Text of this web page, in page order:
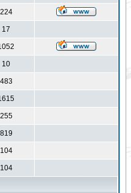
224
17
10
483
255
819
104
104